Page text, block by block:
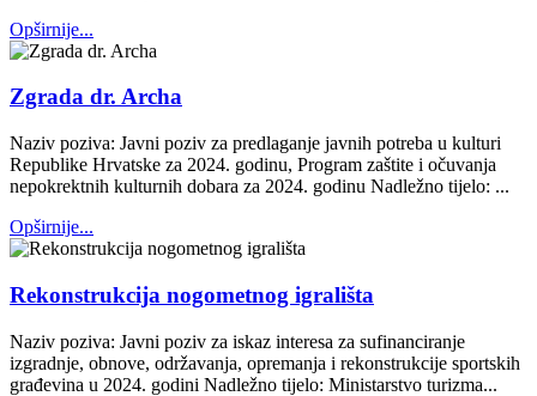
Opširnije...
Zgrada dr. Archa
Naziv poziva: Javni poziv za predlaganje javnih potreba u kulturi
Republike Hrvatske za 2024. godinu, Program zaštite i očuvanja
nepokrektnih kulturnih dobara za 2024. godinu Nadležno tijelo: ...
Opširnije...
Rekonstrukcija nogometnog igrališta
Naziv poziva: Javni poziv za iskaz interesa za sufinanciranje
izgradnje, obnove, održavanja, opremanja i rekonstrukcije sportskih
građevina u 2024. godini Nadležno tijelo: Ministarstvo turizma...